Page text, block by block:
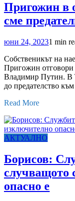
Пригожин в
сме
юни 24, 20231 min
Собственикът на
Пригожин отговори
Владимир Путин. В
до предателство към
Read More
АКТУАЛНО
Борисов:
случващото
опасно е